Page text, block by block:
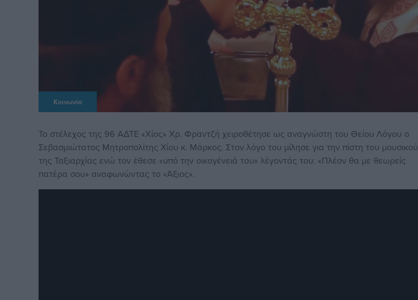
Κοινωνία
Το στέλεχος της 96 ΑΔΤΕ «Χίος» Χρ. Φραντζή χειροθέτησε ως αναγνώστη του Θείου Λόγου ο
Σεβασμιώτατος Μητροπολίτης Χίου κ. Μάρκος. Στον λόγο του μίλησε για την πίστη του μουσικού
της Ταξιαρχίας ενώ τον έθεσε «υπό την οικογένειά του» λέγοντάς του: «Πλέον θα με θεωρείς
πατέρα σου» αναφωνώντας το «Άξιος».